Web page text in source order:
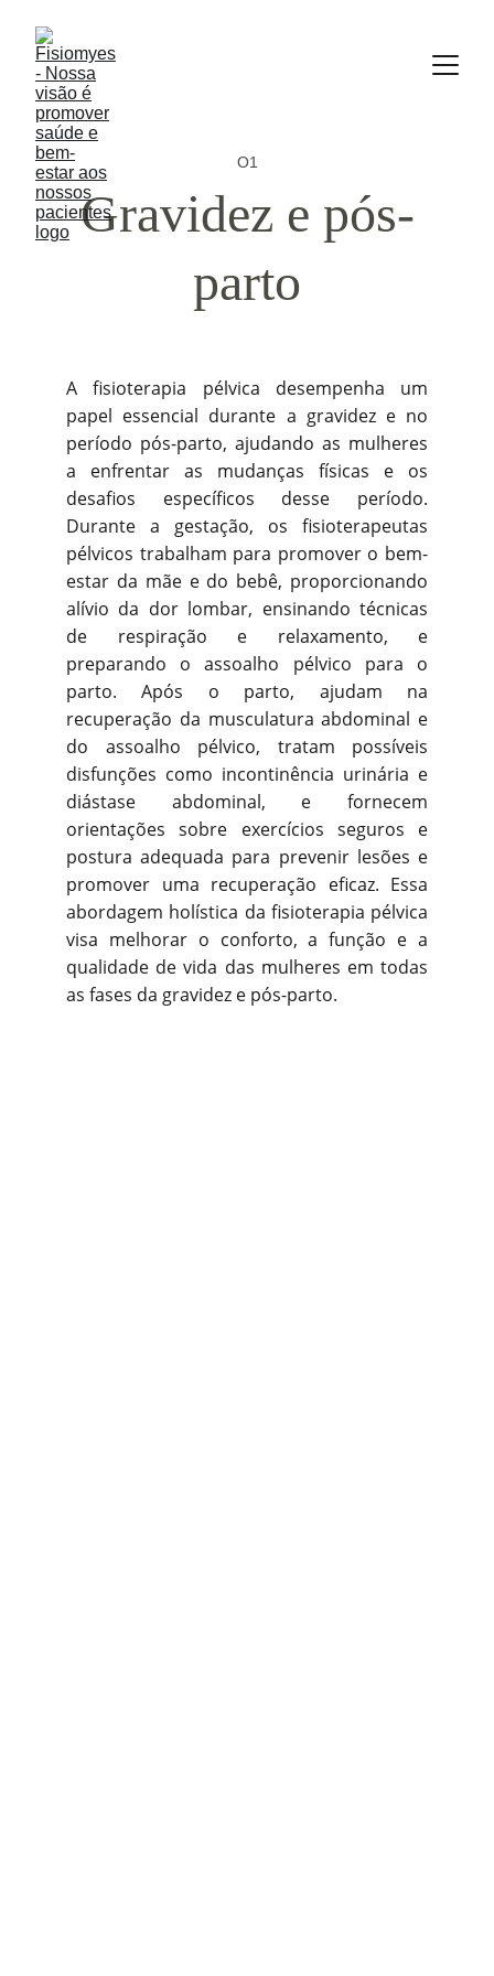
O1
Gravidez e pós-
parto
A fisioterapia pélvica desempenha um
papel essencial durante a gravidez e no
período pós-parto, ajudando as mulheres
a enfrentar as mudanças físicas e os
desafios específicos desse período.
Durante a gestação, os fisioterapeutas
pélvicos trabalham para promover o bem-
estar da mãe e do bebê, proporcionando
alívio da dor lombar, ensinando técnicas
de respiração e relaxamento, e
preparando o assoalho pélvico para o
parto. Após o parto, ajudam na
recuperação da musculatura abdominal e
do assoalho pélvico, tratam possíveis
disfunções como incontinência urinária e
diástase abdominal, e fornecem
orientações sobre exercícios seguros e
postura adequada para prevenir lesões e
promover uma recuperação eficaz. Essa
abordagem holística da fisioterapia pélvica
visa melhorar o conforto, a função e a
qualidade de vida das mulheres em todas
as fases da gravidez e pós-parto.